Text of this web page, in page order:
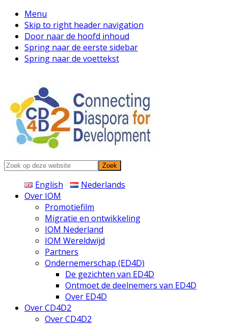
Menu
Skip to right header navigation
Door naar de hoofd inhoud
Spring naar de eerste sidebar
Spring naar de voettekst
Connecting
Zoek
website
English
Nederlands
Over IOM
Promotiefilm
Migratie en ontwikkeling
IOM Nederland
IOM Wereldwijd
Partners
Ondernemerschap (ED4D)
De gezichten van ED4D
Ontmoet de deelnemers van ED4D
Over ED4D
Over CD4D2
Over CD4D2